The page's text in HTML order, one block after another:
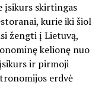
įsikurs skirtingas
kurie iki šiol
žengti į Lietuvą,
kelionę nuo
ir pirmoji
erdvė